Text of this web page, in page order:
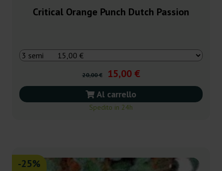
Critical Orange Punch Dutch Passion
20,00 € 15,00 €
Al carrello
Spedito in 24h
-25%